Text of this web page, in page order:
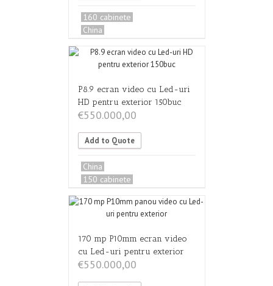
160 cabinete
China
P8.9 ecran video cu Led-uri
HD pentru exterior 150buc
€550.000,00
Add to Quote
China
150 cabinete
170 mp P10mm ecran video
cu Led-uri pentru exterior
€550.000,00